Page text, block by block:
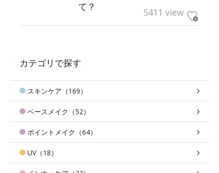
て？
5411 view
カテゴリで探す
スキンケア（169）
ベースメイク（52）
ポイントメイク（64）
UV（18）